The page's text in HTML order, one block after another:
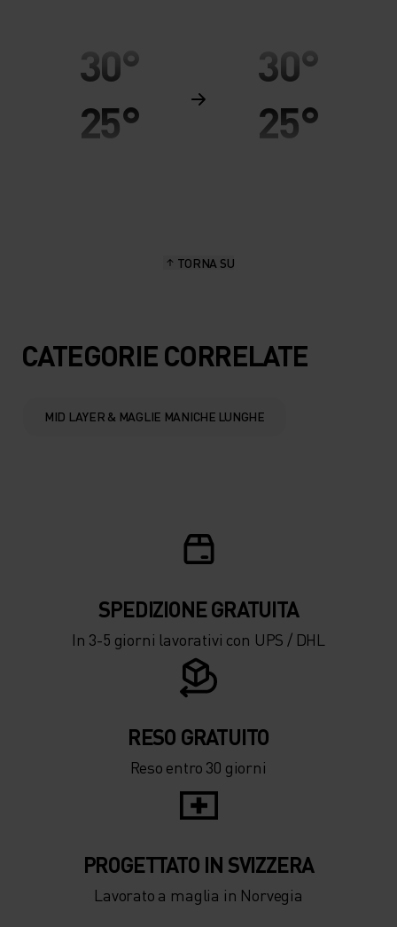
30°
25°
5°
0°
-20°
-30°
30°
25°
5°
-20°
-30°
TORNA SU
CATEGORIE CORRELATE
MID LAYER & MAGLIE MANICHE LUNGHE
SPEDIZIONE ​​​​​​GRATUITA
In 3-5 giorni lavorativi con UPS / DHL
RESO GRATUITO
Reso entro 30 giorni
PROGETTATO IN SVIZZERA
Lavorato a maglia in Norvegia